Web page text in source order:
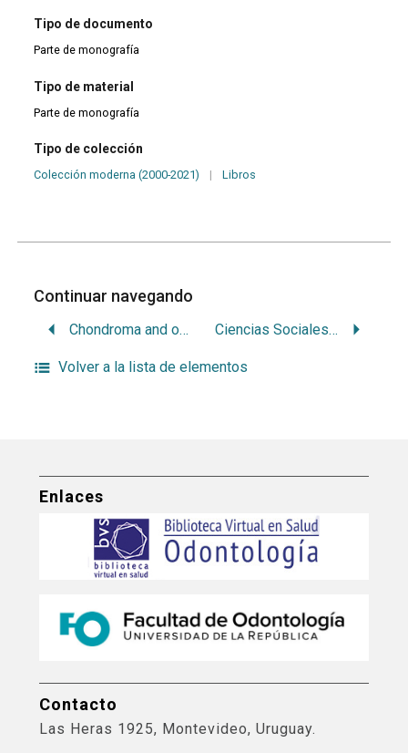
Tipo de documento
Parte de monografía
Tipo de material
Parte de monografía
Tipo de colección
Colección moderna (2000-2021) | Libros
Continuar navegando
Chondroma and osteochondroma of the tongue Ciencias Sociales en educación para la salud
Volver a la lista de elementos
Enlaces
Contacto
Las Heras 1925, Montevideo, Uruguay.